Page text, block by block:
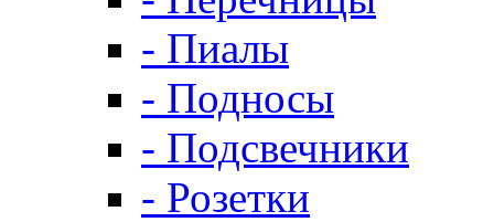
- Пиалы
- Подносы
- Подсвечники
- Розетки